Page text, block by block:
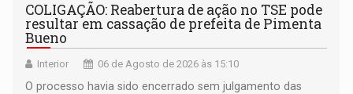
COLIGAÇÃO: Reabertura de ação no TSE pode
resultar em cassação de prefeita de Pimenta
Bueno
Interior 06 de Agosto de 2026 às 15:10
O processo havia sido encerrado sem julgamento das